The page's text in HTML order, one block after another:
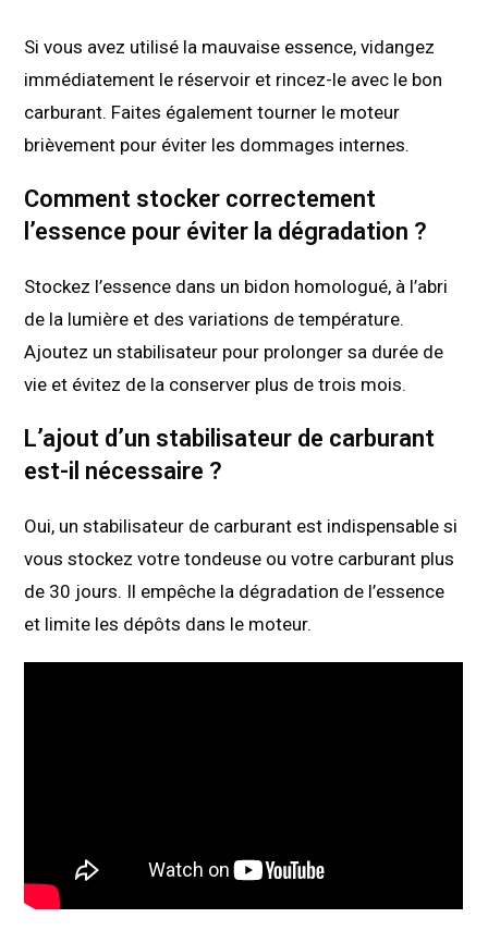
Si vous avez utilisé la mauvaise essence, vidangez
immédiatement le réservoir et rincez-le avec le bon
carburant. Faites également tourner le moteur
brièvement pour éviter les dommages internes.
Comment stocker correctement
l’essence pour éviter la dégradation ?
Stockez l’essence dans un bidon homologué, à l’abri
de la lumière et des variations de température.
Ajoutez un stabilisateur pour prolonger sa durée de
vie et évitez de la conserver plus de trois mois.
L’ajout d’un stabilisateur de carburant
est-il nécessaire ?
Oui, un stabilisateur de carburant est indispensable si
vous stockez votre tondeuse ou votre carburant plus
de 30 jours. Il empêche la dégradation de l’essence
et limite les dépôts dans le moteur.